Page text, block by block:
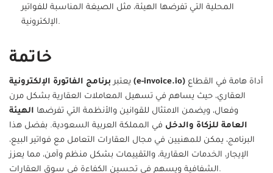
المحلية التي تفرضها الهيئة، مثل الصيغة المناسبة للفواتير
الإلكترونية.
خاتمة
يعتبر برنامج الفاتورة الإلكترونية (e-invoice.io)
العقاري، حيث يساهم في تسهيل المعاملات العقارية بشكل مرن
وفعال، ويضمن الامتثال للقوانين والأنظمة التي تفرضها الهيئة
العامة للزكاة والدخل في المملكة العربية السعودية. بفضل هذا
البرنامج، يمكن للمهنيين في مجال العقارات التعامل مع فواتير البيع،
الإيجار، الخدمات العقارية، والتقييمات بشكل منظم وآمن، مما يعزز
الشفافية ويسهم في تحسين الكفاءة في سوق العقارات.